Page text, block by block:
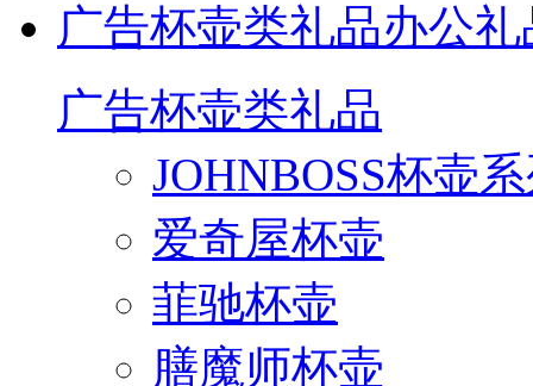
广告杯壶类礼品办公礼
广告杯壶类礼品
JOHNBOSS杯壶
爱奇屋杯壶
菲驰杯壶
膳魔师杯壶